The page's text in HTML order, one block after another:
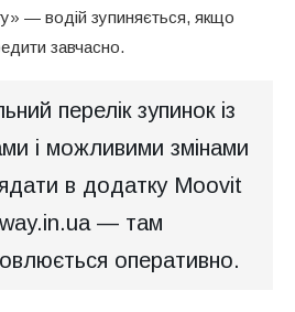
— водій зупиняється, якщо
завчасно.
перелік зупинок із
і можливими змінами
в додатку Moovit
— там
оперативно.